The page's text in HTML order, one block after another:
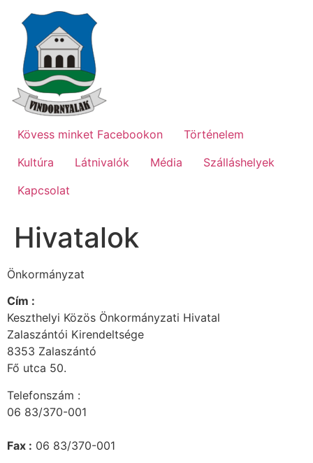
tartalomhoz
Kövess minket Facebookon
Történelem
Kultúra
Látnivalók Média
Szálláshelyek
Kapcsolat
Hivatalok
Önkormányzat
Cím :
Keszthelyi Közös Önkormányzati Hivatal
Zalaszántói Kirendeltsége
8353 Zalaszántó
Fő utca 50.
Telefonszám :
06 83/370-001
Fax : 06 83/370-001